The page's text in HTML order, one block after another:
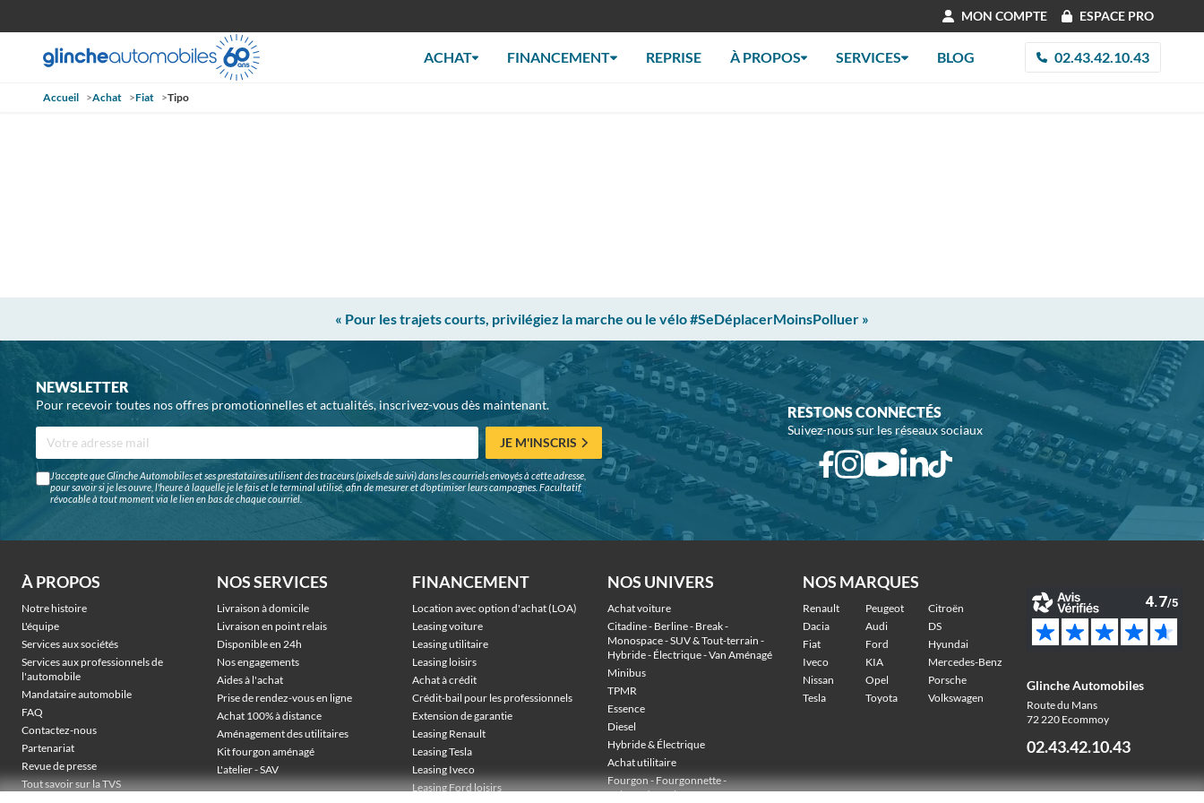
MON COMPTE ESPACE PRO
ACHAT FINANCEMENT REPRISE À PROPOS SERVICES BLOG 02.43.42.10.43
Accueil >Achat >Fiat >Tipo
« Pour les trajets courts, privilégiez la marche ou le vélo #SeDéplacerMoinsPolluer »
NEWSLETTER
Pour recevoir toutes nos offres promotionnelles et actualités, inscrivez-vous dès maintenant.
JE M'INSCRIS
J'accepte que Glinche Automobiles et ses prestataires utilisent des traceurs (pixels de suivi) dans les courriels envoyés à cette adresse,
pour savoir si je les ouvre, l'heure à laquelle je le fais et le terminal utilisé, afin de mesurer et d'optimiser leurs campagnes. Facultatif,
révocable à tout moment via le lien en bas de chaque courriel.
RESTONS CONNECTÉS
Suivez-nous sur les réseaux sociaux
À PROPOS
Notre histoire
L'équipe
Services aux sociétés
Services aux professionnels de
l'automobile
Mandataire automobile
FAQ
Contactez-nous
Partenariat
Revue de presse
Tout savoir sur la TVS
NOS SERVICES
Livraison à domicile
Livraison en point relais
Disponible en 24h
Nos engagements
Aides à l'achat
Prise de rendez-vous en ligne
Achat 100% à distance
Aménagement des utilitaires
Kit fourgon aménagé
L'atelier - SAV
FINANCEMENT
Location avec option d'achat (LOA)
Leasing voiture
Leasing utilitaire
Leasing loisirs
Achat à crédit
Crédit-bail pour les professionnels
Extension de garantie
Leasing Renault
Leasing Tesla
Leasing Iveco
Leasing Ford loisirs
NOS UNIVERS
Achat voiture
Citadine - Berline - Break -
Monospace - SUV & Tout-terrain -
Hybride - Électrique - Van Aménagé
Minibus
TPMR
Essence
Diesel
Hybride & Électrique
Achat utilitaire
Fourgon - Fourgonnette -
Voiture de société -
NOS MARQUES
Renault Peugeot
Citroën
Dacia
Audi
DS
Fiat
Ford
Hyundai
Iveco
KIA
Mercedes-Benz
Nissan
Opel
Porsche
Tesla
Toyota Volkswagen
Glinche Automobiles
Route du Mans
72 220 Ecommoy
02.43.42.10.43